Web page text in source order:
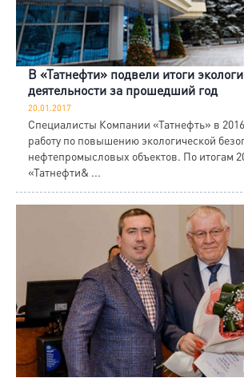
В «Татнефти» подвели итоги
деятельности за прошедший год
20.01.2017
Специалисты Компании «Татнефть» в
работу по повышению экологической
нефтепромысловых объектов. По итогам
«Татнефти& ...